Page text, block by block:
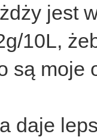
jest
10L,
są moje
daje